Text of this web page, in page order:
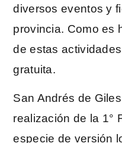
diversos eventos y
provincia. Como es
de estas
gratuita.
San Andrés de
realización de la 1°
especie de versión